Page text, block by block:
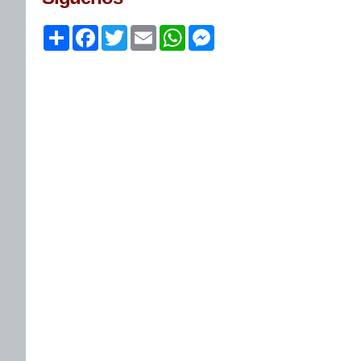
ShareFacebook
TwitterEmailWhatsApp